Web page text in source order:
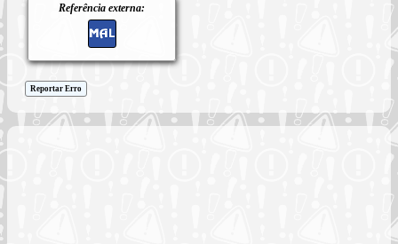
Referência externa:
Reportar Erro